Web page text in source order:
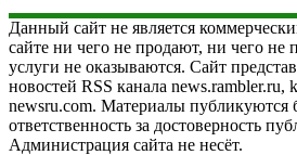
Данный сайт не является
сайте ни чего не продают, ни чего не
услуги не оказываются. Сайт
новостей RSS канала news.rambler.ru,
newsru.com. Материалы публикуются
ответственность за достоверность
Администрация сайта не несёт.